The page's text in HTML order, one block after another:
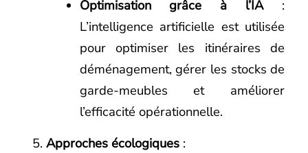
Optimisation grâce à l’IA:
L’intelligence artificielle est utilisée
pour optimiser les itinéraires de
déménagement, gérer les stocks de
garde-meubles et améliorer
l’efficacité opérationnelle.
Approches écologiques :